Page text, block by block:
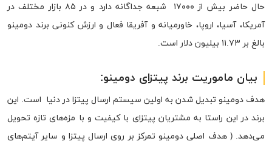
حال حاضر بیش از ۱۷۰۰۰ شبعه جداگانه دارد و در ۸۵ بازار مختلف در
آمریکا، آسیا، اروپا، خاورمیانه و آفریقا فعال و ارزش کنونی برند دومینو
بالغ بر ۱۱.۷۳ بیلیون دلار است.
بیان ماموریت برند پیتزای دومینو:
هدف دومینو تبدیل شدن به اولین سیستم ارسال پیتزا در دنیا است. این
برند در این راستا به مشتریان پیتزای با کیفیت و با مزه‌های تازه تحویل
می‌دهد. ( هدف اصلی دومینو تمرکز بر روی ارسال پیتزا و سایر آیتم‌های